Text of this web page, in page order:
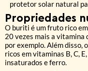
protetor solar natural
Propriedades
O buriti é um fruto rico
20 vezes mais a vitamina
por exemplo. Além disso,
ricos em vitaminas B, C,
insaturados e ferro.